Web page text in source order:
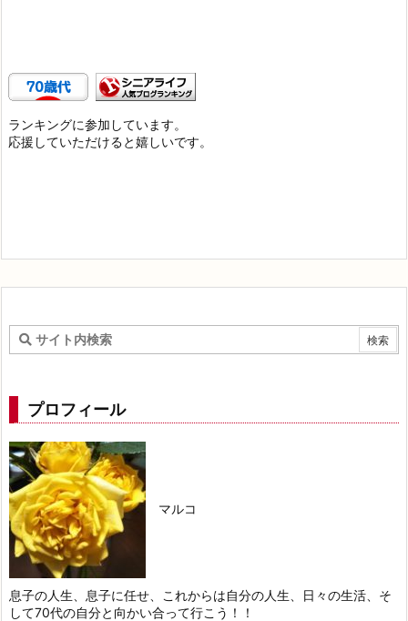
ランキングに参加しています。
応援していただけると嬉しいです。
プロフィール
マルコ
息子の人生、息子に任せ、これからは自分の人生、日々の生活、そ
して70代の自分と向かい合って行こう！！